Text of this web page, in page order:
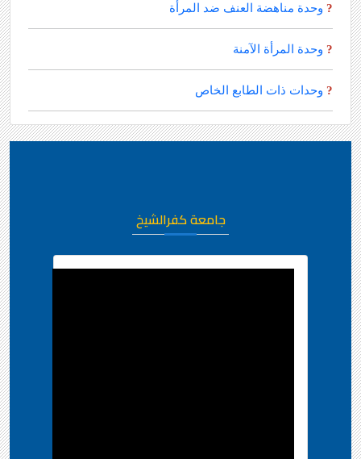
? وحدة مناهضة العنف ضد المرأة
? وحدة المرأة الآمنة
? وحدات ذات الطابع الخاص
جامعة كفرالشيخ